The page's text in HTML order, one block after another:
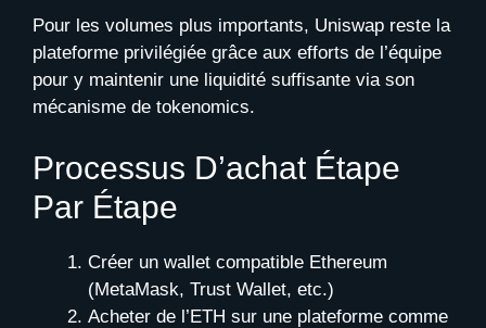
Pour les volumes plus importants, Uniswap reste la
plateforme privilégiée grâce aux efforts de l’équipe
pour y maintenir une liquidité suffisante via son
mécanisme de tokenomics.
Processus D’achat Étape
Par Étape
Créer un wallet compatible Ethereum
(MetaMask, Trust Wallet, etc.)
Acheter de l’ETH sur une plateforme comme